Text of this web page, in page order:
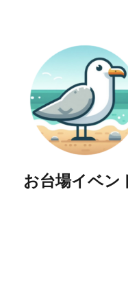
お台場イベン